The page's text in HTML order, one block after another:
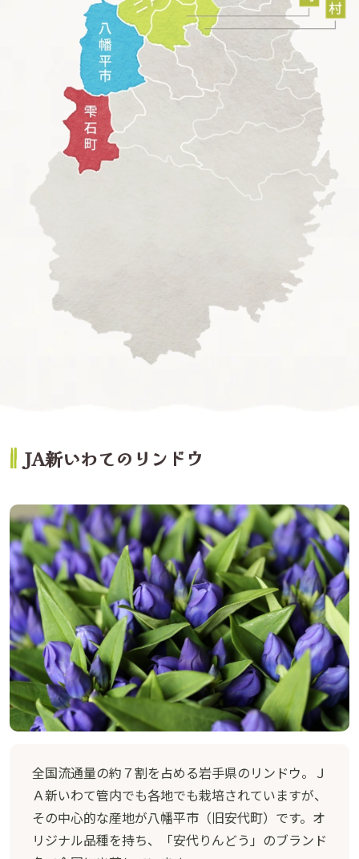
JA新いわてのリンドウ
全国流通量の約７割を占める岩手県のリンドウ。Ｊ
Ａ新いわて管内でも各地でも栽培されていますが、
その中心的な産地が八幡平市（旧安代町）です。オ
リジナル品種を持ち、「安代りんどう」のブランド